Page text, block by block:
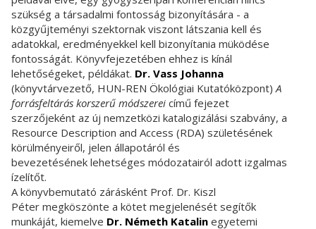
szükség a társadalmi fontosság bizonyítására - a
közgyűjteményi szektornak viszont látszania kell és
adatokkal, eredményekkel kell bizonyítania müködése
fontosságát. Könyvfejezetében ehhez is kínál
lehetőségeket, példákat. Dr. Vass Johanna
(könyvtárvezető, HUN-REN Ökológiai Kutatóközpont)A
forrásfeltárás korszerű módszerei című fejezet
szerzőjeként az új nemzetközi katalogizálási szabvány, a
Resource Description and Access (RDA) születésének
körülményeiről, jelen állapotáról és
bevezetésének lehetséges módozatairól adott izgalmas
ízelítőt.
A könyvbemutató zárásként Prof. Dr. Kiszl
Péter megköszönte a kötet megjelenését segítők
munkáját, kiemelve Dr. Németh Katalin egyetemi